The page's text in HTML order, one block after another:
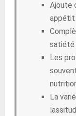
Ajoute
satiété
Les
La